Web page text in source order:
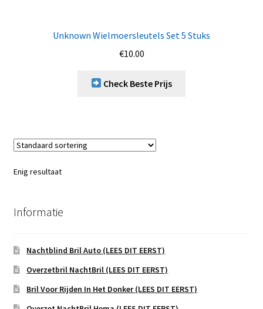
Unknown Wielmoersleutels Set 5 Stuks
€10.00
Check Beste Prijs
Enig resultaat
Informatie
Nachtblind Bril Auto (LEES DIT EERST)
Overzetbril NachtBril (LEES DIT EERST)
Bril Voor Rijden In Het Donker (LEES DIT EERST)